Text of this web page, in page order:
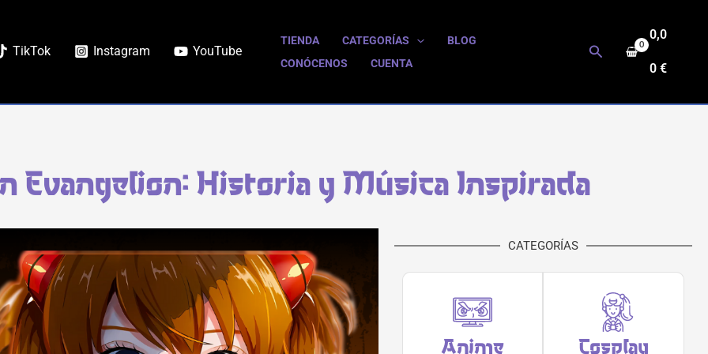
TikTok Instagram YouTube
TIENDA CATEGORÍAS
BLOG
CONÓCENOS
CUENTA
Buscar
0,0
0€
Evangelion: Historia y Música Inspirada
CATEGORÍAS
Anime Cosplay